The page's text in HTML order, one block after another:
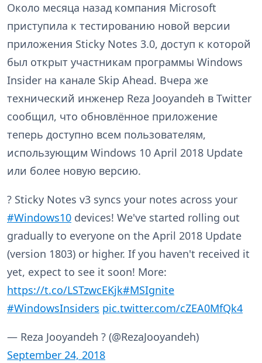
Около месяца назад компания Microsoft
приступила к тестированию новой версии
приложения Sticky Notes 3.0, доступ к которой
был открыт участникам программы Windows
Insider на канале Skip Ahead. Вчера же
технический инженер Reza Jooyandeh в Twitter
сообщил, что обновлённое приложение
теперь доступно всем пользователям,
использующим Windows 10 April 2018 Update
или более новую версию.
? Sticky Notes v3 syncs your notes across your
#Windows10 devices! We've started rolling out
gradually to everyone on the April 2018 Update
(version 1803) or higher. If you haven't received it
yet, expect to see it soon! More:
https://t.co/LSTzwcEKjk#MSIgnite
#WindowsInsiders pic.twitter.com/cZEA0MfQk4
— Reza Jooyandeh ? (@RezaJooyandeh)
September 24, 2018